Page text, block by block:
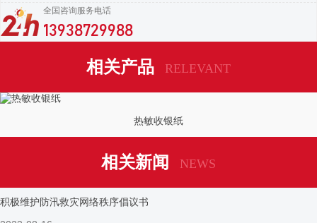
全国咨询服务电话
13938729988
相关产品 RELEVANT
热敏收银纸
相关新闻 NEWS
积极维护防汛救灾网络秩序倡议书